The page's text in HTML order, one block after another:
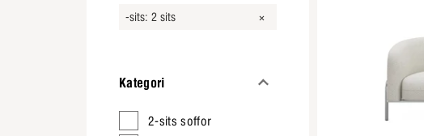
-sits: 2 sits
Kategori
2-sits soffor